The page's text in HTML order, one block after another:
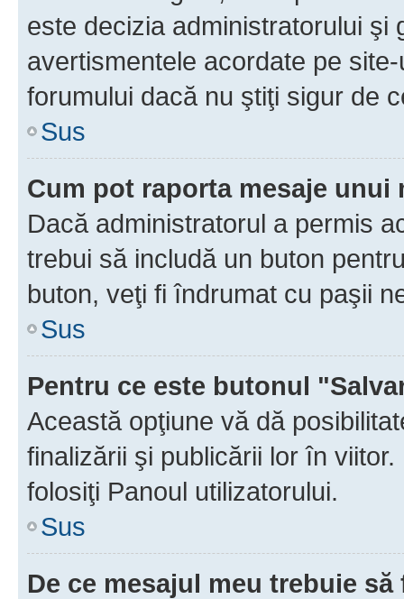
este decizia administratorului şi
avertismentele acordate pe
forumului dacă nu ştiţi sigur de
Sus
Cum pot raporta mesaje unui
Dacă administratorul a permis
trebui să includă un buton
buton, veţi fi îndrumat cu paşii
Sus
Pentru ce este butonul
Această opţiune vă dă
finalizării şi publicării lor în
folosiţi Panoul utilizatorului.
Sus
De ce mesajul meu trebuie